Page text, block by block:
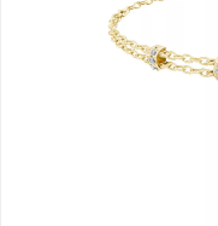
Bilaguzuklar